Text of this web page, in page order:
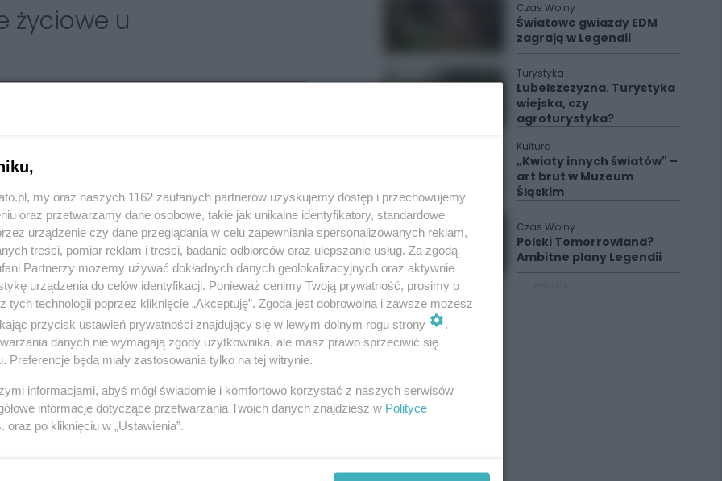
życiowe u
która potwierdziła, że nieprzytomny mężczyzna
na podłodze osobę, wobec której podjęli
pomoc pozwoliła uratować życie
ucisk klatki piersiowej, aż do
zaczął samodzielnie oddychać. W momencie,
funkcje życiowe, na miejsce dotarł również
czytamy w komunikacie policji.
i nawiązał kontakt z ratownikami. W katowickiej
funkcjonariuszy oraz sprawnemu
na czas.
Czas Wolny
Światowe gwiazdy EDM
zagrają w Legendii
Turystyka
Lubelszczyzna. Turystyka
wiejska, czy
agroturystyka?
Kultura
„Kwiaty innych światów" –
art brut w Muzeum
Śląskim
Czas Wolny
Polski Tomorrowland?
Ambitne plany Legendii
my oraz naszych 1162 zaufanych partnerów uzyskujemy dostęp i przechowujemy
oraz przetwarzamy dane osobowe, takie jak unikalne identyfikatory, standardowe
urządzenie czy dane przeglądania w celu zapewniania spersonalizowanych reklam,
treści, pomiar reklam i treści, badanie odbiorców oraz ulepszanie usług. Za zgodą
Partnerzy możemy używać dokładnych danych geolokalizacyjnych oraz aktywnie
urządzenia do celów identyfikacji. Ponieważ cenimy Twoją prywatność, prosimy o
tych technologii poprzez kliknięcie „Akceptuję”. Zgoda jest dobrowolna i zawsze możesz
przycisk ustawień prywatności znajdujący się w lewym dolnym rogu strony
.
danych nie wymagają zgody użytkownika, ale masz prawo sprzeciwić się
Preferencje będą miały zastosowania tylko na tej witrynie.
informacjami, abyś mógł świadomie i komfortowo korzystać z naszych serwisów
informacje dotyczące przetwarzania Twoich danych znajdziesz w Polityce
. oraz po kliknięciu w „Ustawienia”.